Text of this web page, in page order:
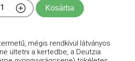
Kosárba
mégis rendkívül látványos
ültetni a kertedbe, a Deutzia